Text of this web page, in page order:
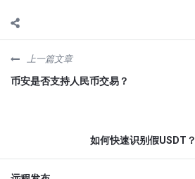
上一篇文章
币安是否支持人民币交易？
如何快速识别假USDT